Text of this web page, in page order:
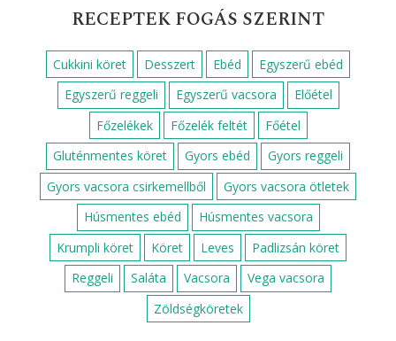
RECEPTEK FOGÁS SZERINT
Cukkini köret Desszert Ebéd
Egyszerű ebéd
Egyszerű reggeli
Egyszerű vacsora
Előétel
Főzelékek
Főzelék feltét
Főétel
Gluténmentes köret
Gyors ebéd
Gyors reggeli
Gyors vacsora csirkemellből
Gyors vacsora ötletek
Húsmentes ebéd
Húsmentes vacsora
Krumpli köret
Köret Leves
Padlizsán köret
Reggeli
Saláta Vacsora
Vega vacsora
Zöldségköretek